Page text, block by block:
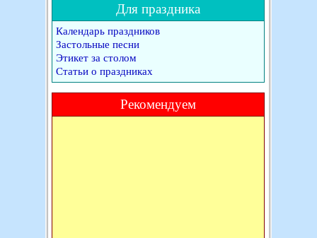
Для праздника
Календарь праздников
Застольные песни
Этикет за столом
Статьи о праздниках
Рекомендуем